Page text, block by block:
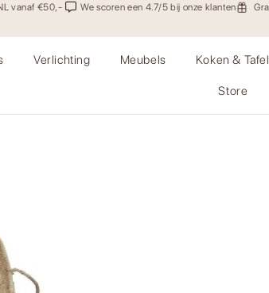
vanaf €50,- We scoren een 4.7/5 bij onze klanten
Verlichting Meubels Koken &
Store